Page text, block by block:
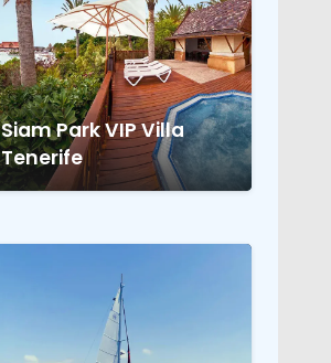
Siam Park VIP Villa
Tenerife